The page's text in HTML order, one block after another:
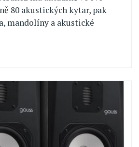
80 akustických kytar, pak
mandolíny a akustické